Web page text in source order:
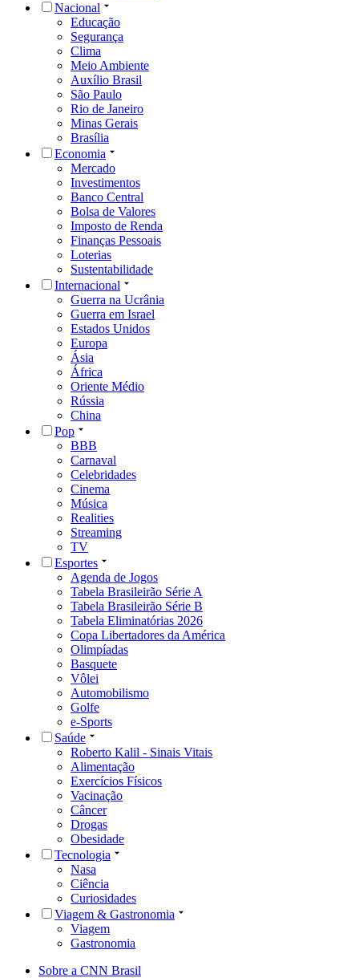
Nacional
Educação
Segurança
Clima
Meio Ambiente
Auxílio Brasil
São Paulo
Rio de Janeiro
Minas Gerais
Brasília
Economia
Mercado
Investimentos
Banco Central
Bolsa de Valores
Imposto de Renda
Finanças Pessoais
Loterias
Sustentabilidade
Internacional
Guerra na Ucrânia
Guerra em Israel
Estados Unidos
Europa
Ásia
África
Oriente Médio
Rússia
China
Pop
BBB
Carnaval
Celebridades
Cinema
Música
Realities
Streaming
TV
Esportes
Agenda de Jogos
Tabela Brasileirão Série A
Tabela Brasileirão Série B
Tabela Eliminatórias 2026
Copa Libertadores da América
Olimpíadas
Basquete
Vôlei
Automobilismo
Golfe
e-Sports
Saúde
Roberto Kalil - Sinais Vitais
Alimentação
Exercícios Físicos
Vacinação
Câncer
Drogas
Obesidade
Tecnologia
Nasa
Ciência
Curiosidades
Viagem & Gastronomia
Viagem
Gastronomia
Sobre a CNN Brasil